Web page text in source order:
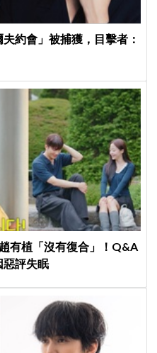
約會」被捕獲，目擊者：
有植「沒有復合」！Q&A
惡評失眠